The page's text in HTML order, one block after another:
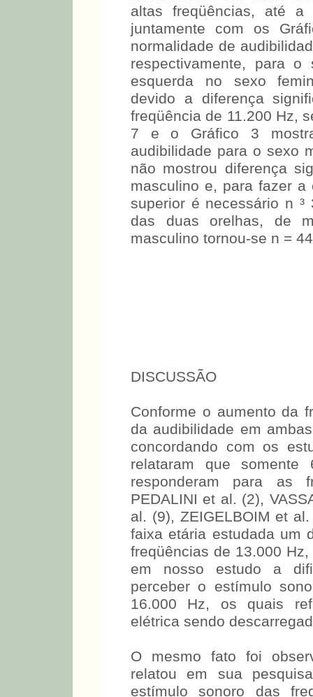
Diferentemente da
estabelecido um limite
altas freqüências, até
juntamente com os
normalidade de
respectivamente, para
esquerda no sexo
devido a diferença
freqüência de 11.200 Hz,
7 e o Gráfico 3
audibilidade para o sexo
não mostrou diferença
masculino e, para fazer
superior é necessário n
DISCUSSÃO
Conforme o aumento da
da audibilidade em
concordando com os
relataram que
responderam para as
PEDALINI et al. (2),
al. (9), ZEIGELBOIM et
faixa etária estudada um
freqüências de 13.000
em nosso estudo a
perceber o estímulo
elétrica sendo
O mesmo fato foi